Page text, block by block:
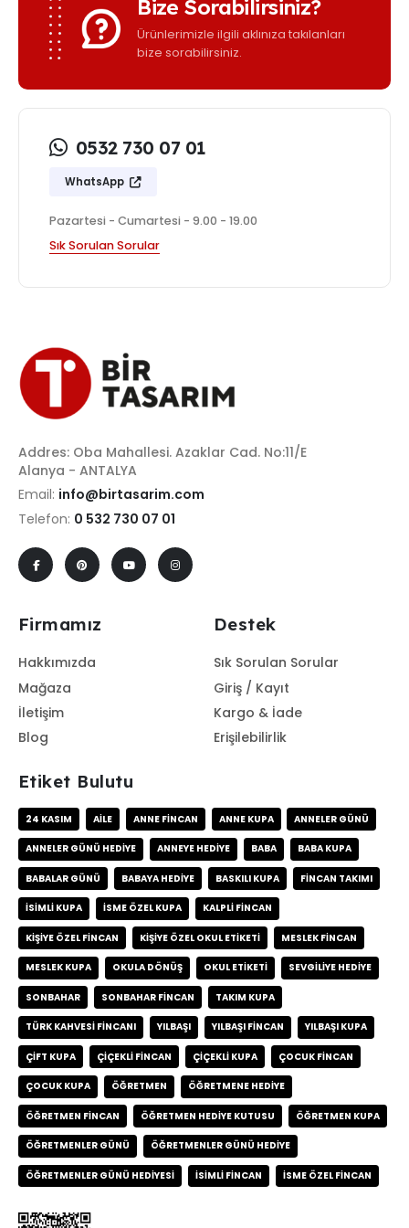
Bize Sorabilirsiniz?
Ürünlerimizle ilgili aklınıza takılanları
bize sorabilirsiniz.
0532 730 07 01
WhatsApp
Pazartesi - Cumartesi - 9.00 - 19.00
Sık Sorulan Sorular
Addres: Oba Mahallesi. Azaklar Cad. No:11/E
Alanya - ANTALYA
Email: info@birtasarim.com
Telefon: 0 532 730 07 01
Firmamız
Hakkımızda
Mağaza
İletişim
Blog
Destek
Sık Sorulan Sorular
Giriş / Kayıt
Kargo & İade
Erişilebilirlik
Etiket Bulutu
24 KASIM AILE ANNE FINCAN ANNE KUPA ANNELER GÜNÜ
ANNELER GÜNÜ HEDIYE ANNEYE HEDIYE BABA BABA KUPA
BABALAR GÜNÜ BABAYA HEDIYE BASKILI KUPA FINCAN TAKIMI
ISIMLI KUPA ISME ÖZEL KUPA KALPLI FINCAN
KIŞIYE ÖZEL FINCAN KIŞIYE ÖZEL OKUL ETIKETI MESLEK FINCAN
MESLEK KUPA OKULA DÖNÜŞ OKUL ETIKETI SEVGILIYE HEDIYE
SONBAHAR SONBAHAR FINCAN TAKIM KUPA
TÜRK KAHVESI FINCANI YILBAŞI YILBAŞI FINCAN YILBAŞI KUPA
ÇIFT KUPA ÇIÇEKLI FINCAN ÇIÇEKLI KUPA ÇOCUK FINCAN
ÇOCUK KUPA ÖĞRETMEN ÖĞRETMENE HEDIYE
ÖĞRETMEN FINCAN ÖĞRETMEN HEDIYE KUTUSU ÖĞRETMEN KUPA
ÖĞRETMENLER GÜNÜ ÖĞRETMENLER GÜNÜ HEDIYE
ÖĞRETMENLER GÜNÜ HEDIYESI İSIMLI FINCAN İSME ÖZEL FINCAN